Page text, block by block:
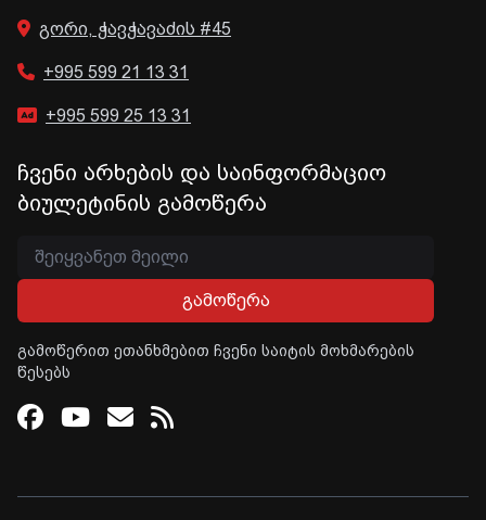
გორი, ჭავჭავაძის #45
+995 599 21 13 31
+995 599 25 13 31
ჩვენი არხების და საინფორმაციო
ბიულეტინის გამოწერა
გამოწერა
გამოწერით ეთანხმებით ჩვენი საიტის მოხმარების
წესებს
Facebook
Youtube
Email
RSS